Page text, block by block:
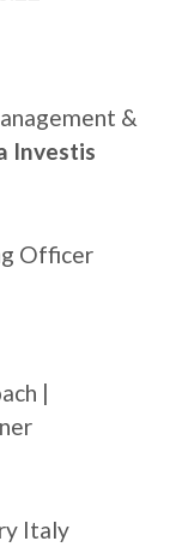
&
Investis
Officer
|
Italy